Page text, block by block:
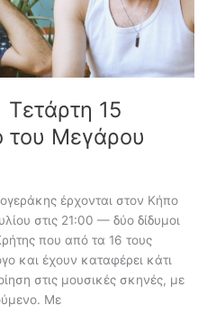
15
του Μεγάρου
έρχονται στον Κήπο
στις 21:00 — δύο δίδυμοι
που από τα 16 τους
και έχουν καταφέρει κάτι
στις μουσικές σκηνές, με
Με